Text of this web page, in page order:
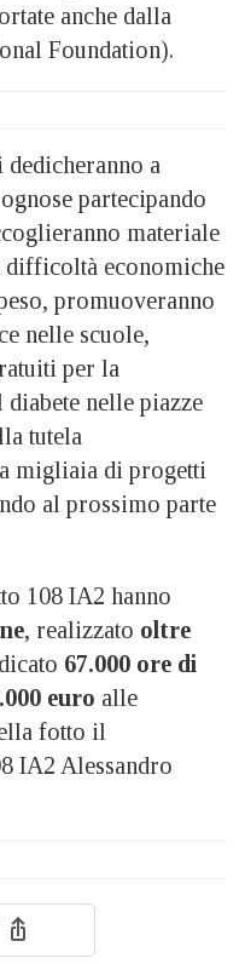
anche dalla
Foundation).
dedicheranno a
partecipando
materiale
difficoltà economiche
promuoveranno
nelle scuole,
per la
nelle piazze
tutela
migliaia di progetti
al prossimo parte
108 IA2 hanno
, realizzato oltre
67.000 ore di
euro alle
fotto il
IA2 Alessandro